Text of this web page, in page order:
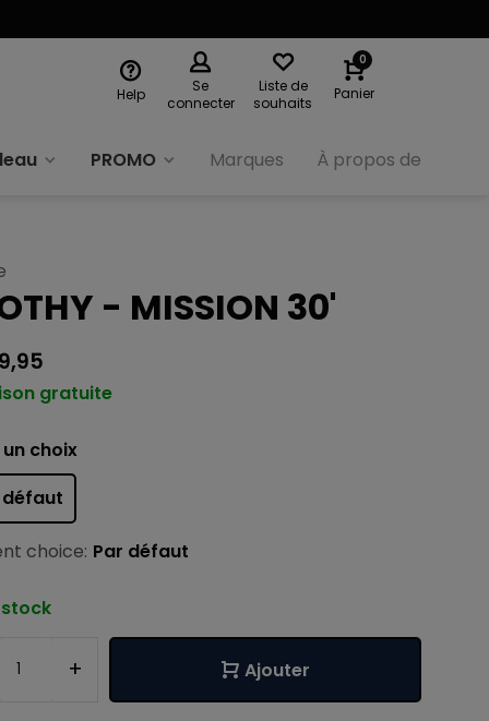
Help
Se
connecter
Liste de
souhaits
0
Panier
PROMO Marques À propos de nous
- MISSION 30'
gratuite
choix
défaut
choice: Par défaut
stock
+ Ajouter